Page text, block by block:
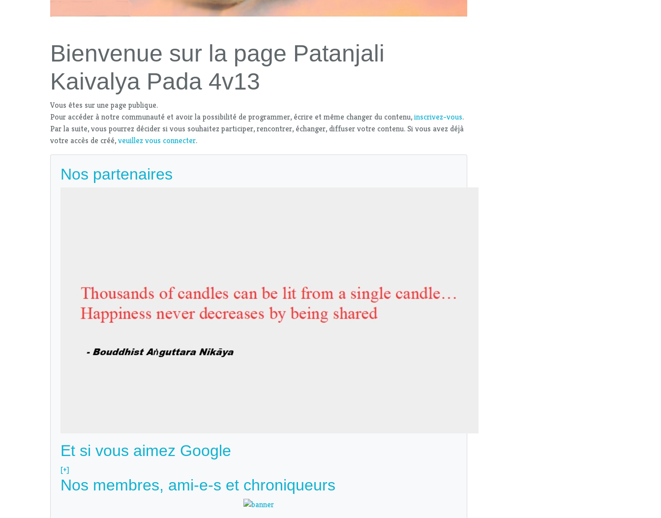
Bienvenue sur la page Patanjali
Kaivalya Pada 4v13
Vous êtes sur une page publique.
Pour accéder à notre communauté et avoir la possibilité de programmer, écrire et même changer du contenu,inscrivez-vous.
Par la suite, vous pourrez décider si vous souhaitez participer, rencontrer, échanger, diffuser votre contenu. Si vous avez déjà
votre accès de créé,veuillez vous connecter.
Nos partenaires
Et si vous aimez Google
[+]
Nos membres, ami-e-s et chroniqueurs